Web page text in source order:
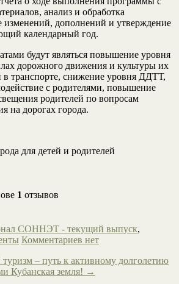
анализ и обработка
изменений, дополнений и утверждение
календарный год.
будут являться повышение уровня
дорожного движения и культуры их
в транспорте, снижение уровня ДДТТ,
с родителями, повышение
родителей по вопросам
на дорогах города.
для детей и родителей
1 отзывов
СОННЭТ - текущий выпуск,
Комментариев нет
– путь к активному долголетию
Кубанская земля! →